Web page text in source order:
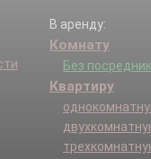
В аренду:
Комнату
Без
Квартиру